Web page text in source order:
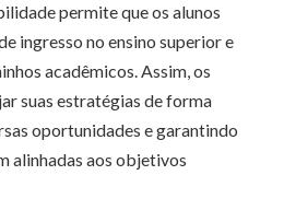
permite que os alunos
ingresso no ensino superior e
acadêmicos. Assim, os
suas estratégias de forma
oportunidades e garantindo
alinhadas aos objetivos